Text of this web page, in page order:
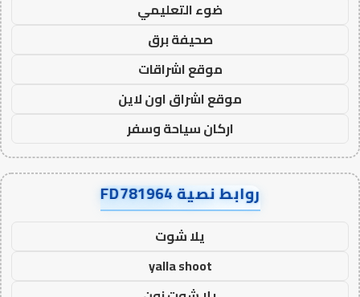
ضوء التعليمي
صحيفة برق
موقع اشراقات
موقع اشراق اون لاين
اركان سياحة وسفر
روابط نصية FD781964
يلا شوت
yalla shoot